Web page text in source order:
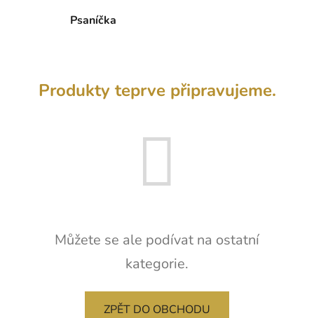
Psaníčka
Produkty teprve připravujeme.
Můžete se ale podívat na ostatní
kategorie.
ZPĚT DO OBCHODU